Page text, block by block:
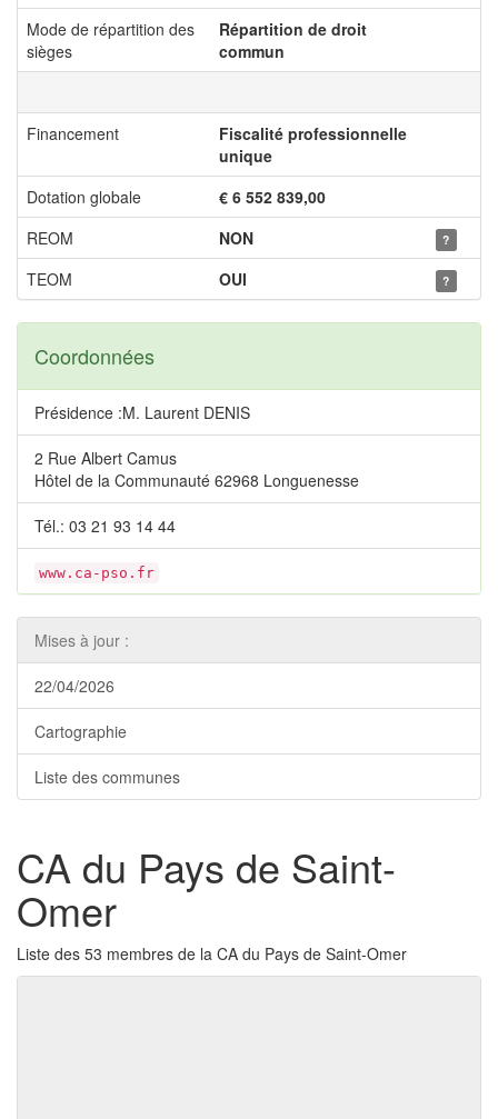
Mode de répartition des
sièges
Répartition de droit
commun
Financement
Fiscalité professionnelle
unique
Dotation globale
€ 6 552 839,00
REOM
NON ?
TEOM OUI ?
Coordonnées
Présidence :M. Laurent DENIS
2 Rue Albert Camus
Hôtel de la Communauté 62968 Longuenesse
Tél.: 03 21 93 14 44
www.ca-pso.fr
Mises à jour :
22/04/2026
Cartographie
Liste des communes
CA du Pays de Saint-
Omer
Liste des 53 membres de la CA du Pays de Saint-Omer